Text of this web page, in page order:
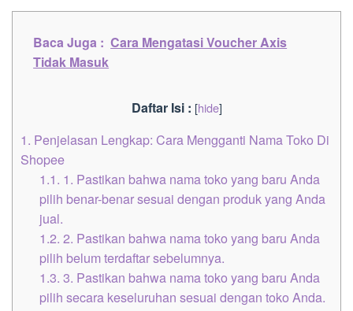
Baca Juga : Cara Mengatasi Voucher Axis
Tidak Masuk
Daftar Isi : [hide]
1. Penjelasan Lengkap: Cara Mengganti Nama Toko Di
Shopee
1.1. 1. Pastikan bahwa nama toko yang baru Anda
pilih benar-benar sesuai dengan produk yang Anda
jual.
1.2. 2. Pastikan bahwa nama toko yang baru Anda
pilih belum terdaftar sebelumnya.
1.3. 3. Pastikan bahwa nama toko yang baru Anda
pilih secara keseluruhan sesuai dengan toko Anda.